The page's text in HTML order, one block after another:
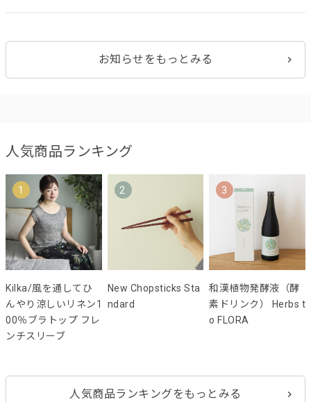
お知らせをもっとみる
人気商品ランキング
1
Kilka/風を通してひ
んやり涼しいリネン1
00％ブラトップ フレ
ンチスリーブ
2
New Chopsticks Sta
ndard
3
和漢植物発酵液（酵
素ドリンク） Herbs t
o FLORA
人気商品ランキングをもっとみる